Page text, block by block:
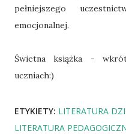
pełniejszego
emocjonalnej.
Świetna książka -
uczniach:)
ETYKIETY: LITERATURA
LITERATURA